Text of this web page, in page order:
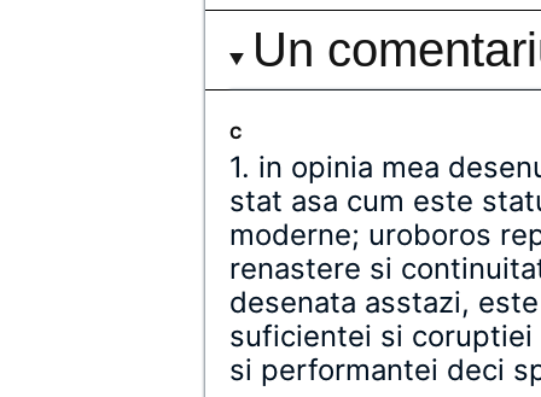
Un
C
1. in opinia mea
stat asa cum este
moderne; uroboros
renastere si
desenata asstazi,
suficientei si
si performantei deci